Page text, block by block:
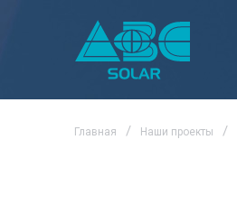
Главная Наши проекты